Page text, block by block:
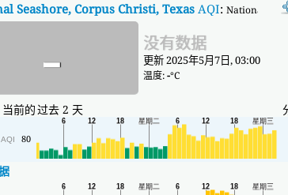
Seashore, Corpus Christi, TexasAQI: National
- 没有数据
更新 2025年5月7日, 03:00
温度:-°C
当前的过去 2 天
AQI 80